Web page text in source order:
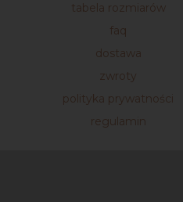
tabela rozmiarów
faq
dostawa
zwroty
polityka prywatności
regulamin